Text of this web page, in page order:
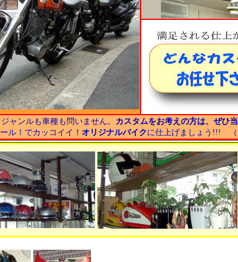
ジャンルも車種も問いません。 カスタムをお考えの方は、ぜひ
ル！でカッコイイ！ オリジナルバイクに仕上げましょう!!! （